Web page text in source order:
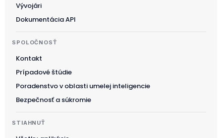
Vývojári
Dokumentácia API
SPOLOČNOSŤ
Kontakt
Prípadové štúdie
Poradenstvo v oblasti umelej inteligencie
Bezpečnosť a súkromie
STIAHNUŤ
日本語
Čeština
Svenska